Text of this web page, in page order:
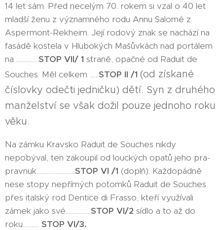
14 let sám. Před necelým 70. rokem si vzal o 40 let
mladší ženu z významného rodu Annu Salomé z
Aspermont-Rekheim. Její rodový znak se nachází na
fasádě kostela v Hlubokých Mašůvkách nad portálem
na ...............STOP VII/ 1 straně, opačné od Raduit de
Souches. Měl celkem ......STOP II /1 (od získané
číslovky odečti jedničku) dětí. Syn z druhého
manželství se však dožil pouze jednoho roku
věku.
Na zámku Kravsko Raduit de Souches nikdy
nepobýval, ten zakoupil od louckých opatů jeho pra-
pravnuk..........................STOP VI /1 (doplň). Každopádně
nese stopy nepřímých potomků Raduit de Souches
přes italský rod Dentice di Frasso, kteří využívali
zámek jako své.................STOP VI/2 sídlo a to až do
roku........... STOP VI/3.